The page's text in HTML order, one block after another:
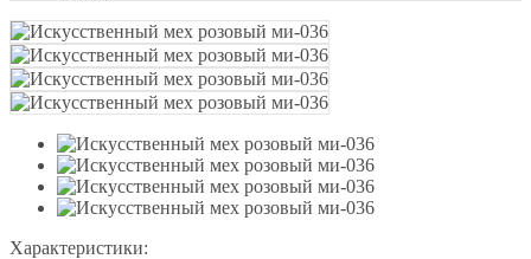
Характеристики: